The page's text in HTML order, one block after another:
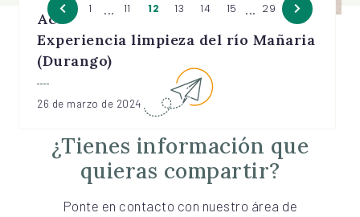
Activación Medioambiental:
Experiencia limpieza del río Mañaria
(Durango)
26 de marzo de 2024
1 11 12 13 14 15 29
¿Tienes información que
quieras compartir?
Ponte en contacto con nuestro área de